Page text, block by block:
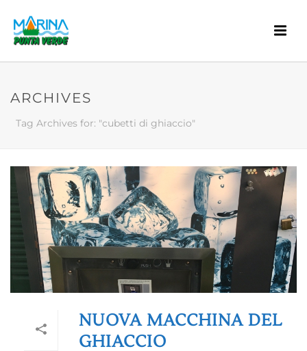
ARCHIVES
Tag Archives for: "cubetti di ghiaccio"
NUOVA MACCHINA DEL
GHIACCIO